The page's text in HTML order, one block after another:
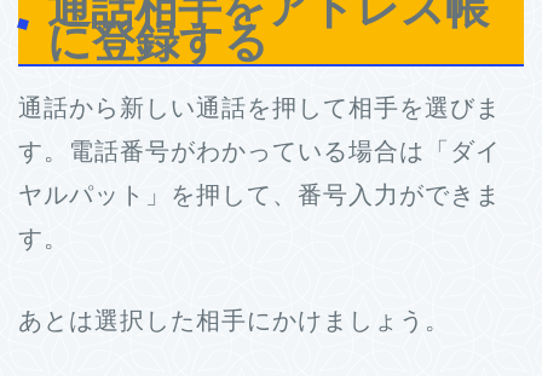
に登録する
通話から新しい通話を押して相手を選びま
す。電話番号がわかっている場合は「ダイ
ヤルパット」を押して、番号入力ができま
す。
あとは選択した相手にかけましょう。